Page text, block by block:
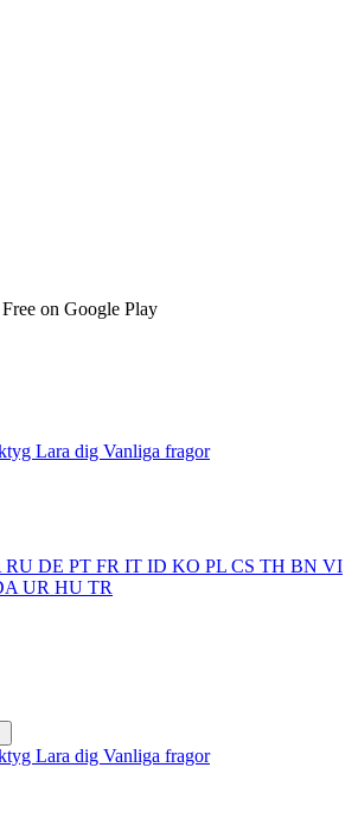
on Google Play
Lara dig Vanliga fragor
RU DE PT FR IT ID KO PL CS TH BN VI
UR HU TR
Lara dig Vanliga fragor